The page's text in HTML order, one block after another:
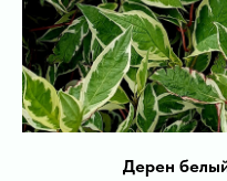
Дерен